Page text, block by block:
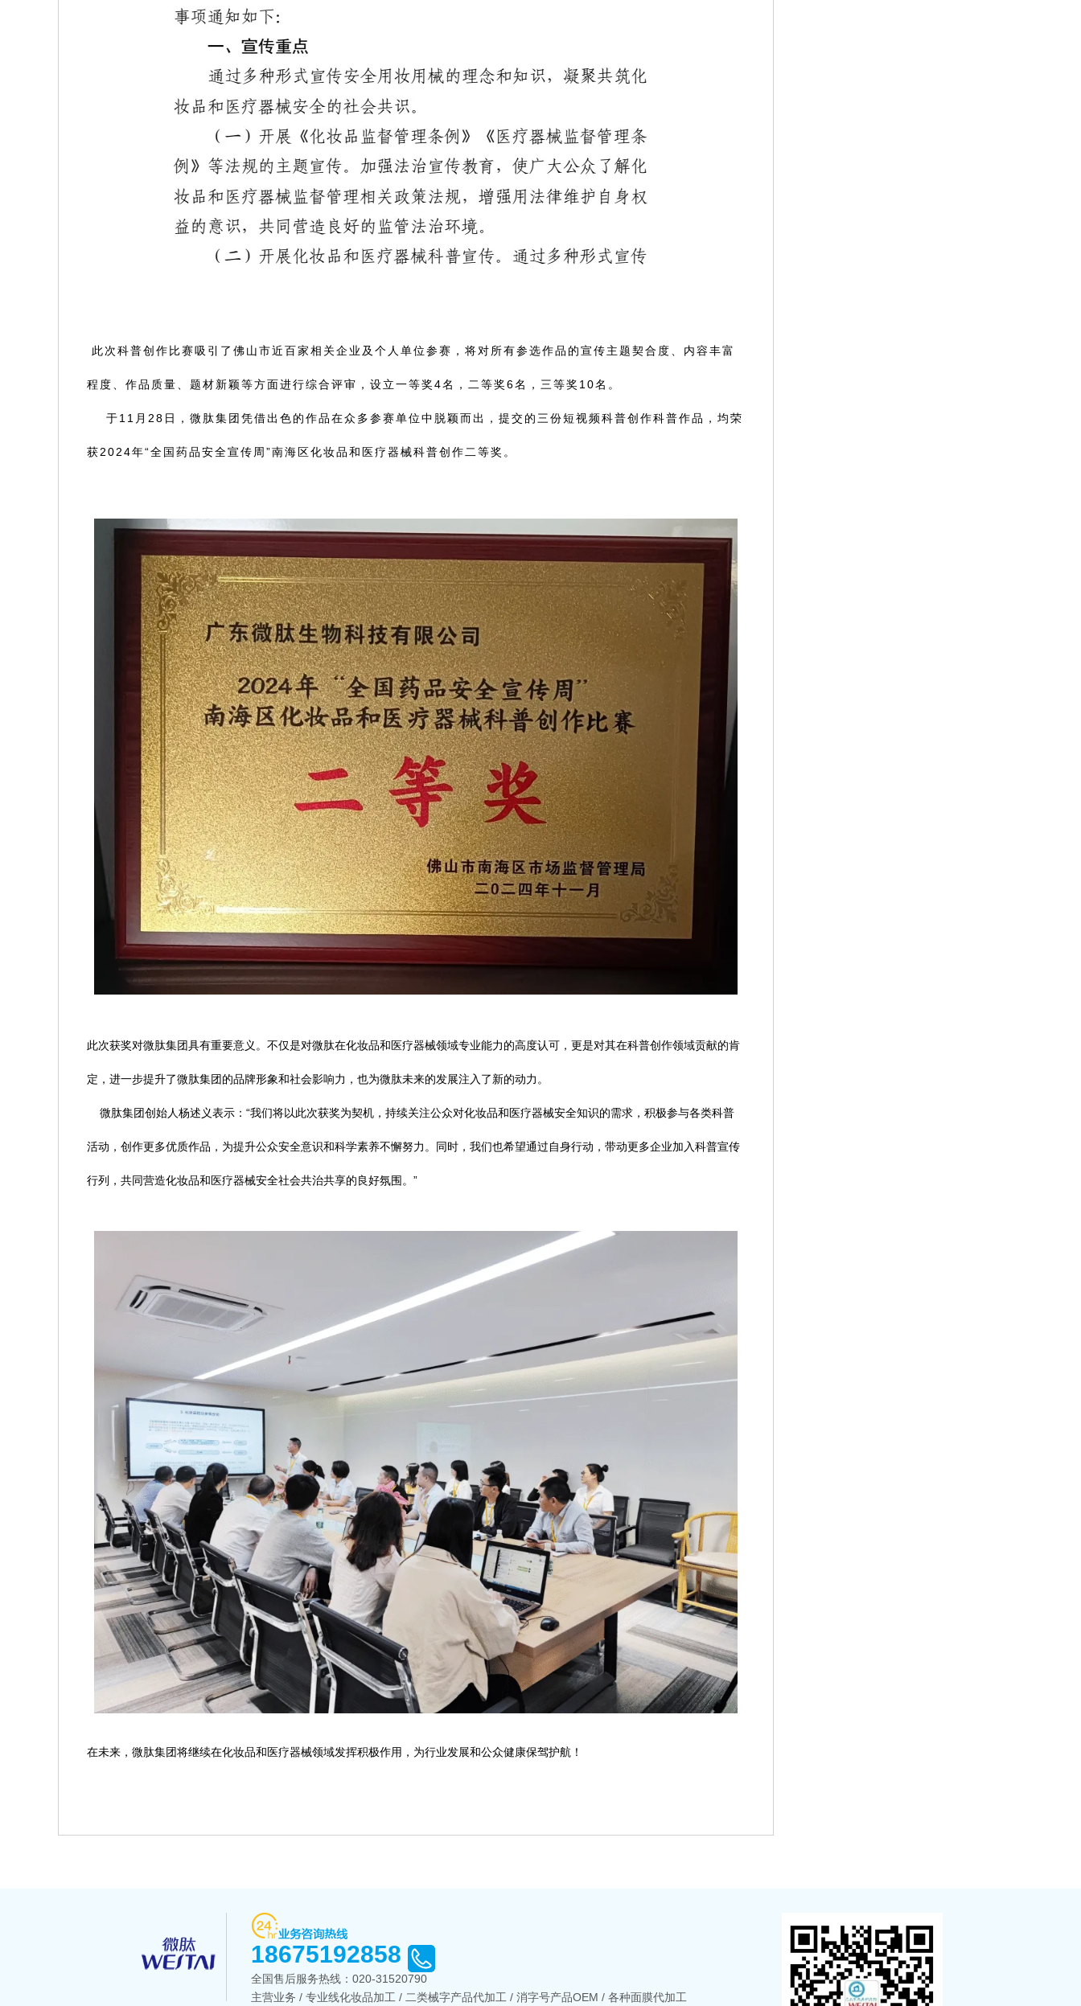
此次科普创作比赛吸引了佛山市近百家相关企业及个人单位参赛，将对所有参选作品的宣传主题契合度、内容丰富
程度、作品质量、题材新颖等方面进行综合评审，设立一等奖4名，二等奖6名，三等奖10名。
于11月28日，微肽集团凭借出色的作品在众多参赛单位中脱颖而出，提交的三份短视频科普创作科普作品，均荣
获2024年“全国药品安全宣传周”南海区化妆品和医疗器械科普创作二等奖。
此次获奖对微肽集团具有重要意义。不仅是对微肽在化妆品和医疗器械领域专业能力的高度认可，更是对其在科普创作领域贡献的肯
定，进一步提升了微肽集团的品牌形象和社会影响力，也为微肽未来的发展注入了新的动力。
微肽集团创始人杨述义表示：“我们将以此次获奖为契机，持续关注公众对化妆品和医疗器械安全知识的需求，积极参与各类科普
活动，创作更多优质作品，为提升公众安全意识和科学素养不懈努力。同时，我们也希望通过自身行动，带动更多企业加入科普宣传
行列，共同营造化妆品和医疗器械安全社会共治共享的良好氛围。”
在未来，微肽集团将继续在化妆品和医疗器械领域发挥积极作用，为行业发展和公众健康保驾护航！
18675192858
全国售后服务热线： 020-31520790
主营业务 / 专业线化妆品加工 / 二类械字产品代加工 / 消字号产品OEM / 各种面膜代加工